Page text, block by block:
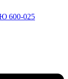
600-025